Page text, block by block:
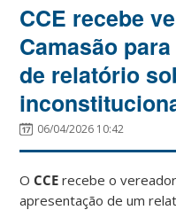
CCE recebe
Camasão
de relatório
06/04/2026 10:42
O CCE recebe o vereador
apresentação de um